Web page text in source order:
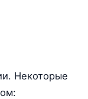
Некоторые